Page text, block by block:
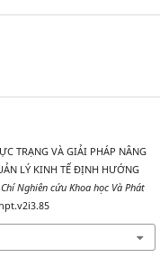
TRẠNG VÀ GIẢI PHÁP NÂNG
LÝ KINH TẾ ĐỊNH HƯỚNG
Nghiên cứu Khoa học Và Phát